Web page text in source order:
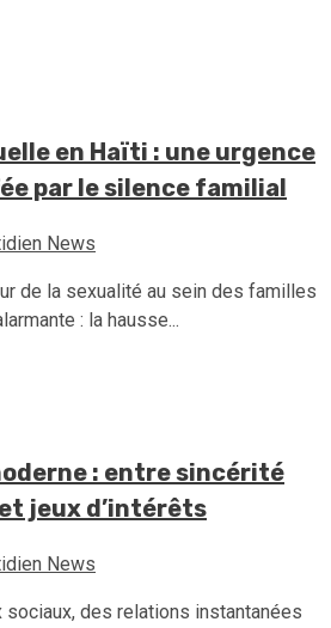
en Haïti : une urgence
par le silence familial
News
de la sexualité au sein des familles
: la hausse...
: entre sincérité
jeux d’intérêts
News
sociaux, des relations instantanées